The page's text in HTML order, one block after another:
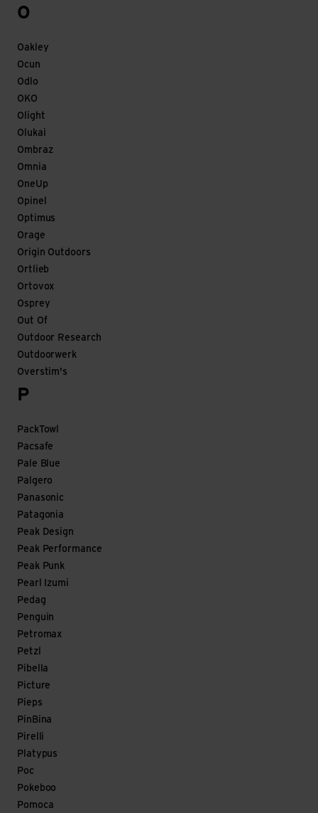
O
Oakley
Ocun
Odlo
OKO
Olight
Olukai
Ombraz
Omnia
OneUp
Opinel
Optimus
Orage
Origin Outdoors
Ortlieb
Ortovox
Osprey
Out Of
Outdoor Research
Outdoorwerk
Overstim's
P
PackTowl
Pacsafe
Pale Blue
Palgero
Panasonic
Patagonia
Peak Design
Peak Performance
Peak Punk
Pearl Izumi
Pedag
Penguin
Petromax
Petzl
Pibella
Picture
Pieps
PinBina
Pirelli
Platypus
Poc
Pokeboo
Pomoca